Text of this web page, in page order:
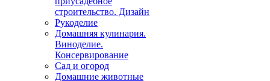
строительство. Дизайн
Рукоделие
Домашняя кулинария.
Виноделие.
Консервирование
Сад и огород
Домашние животные